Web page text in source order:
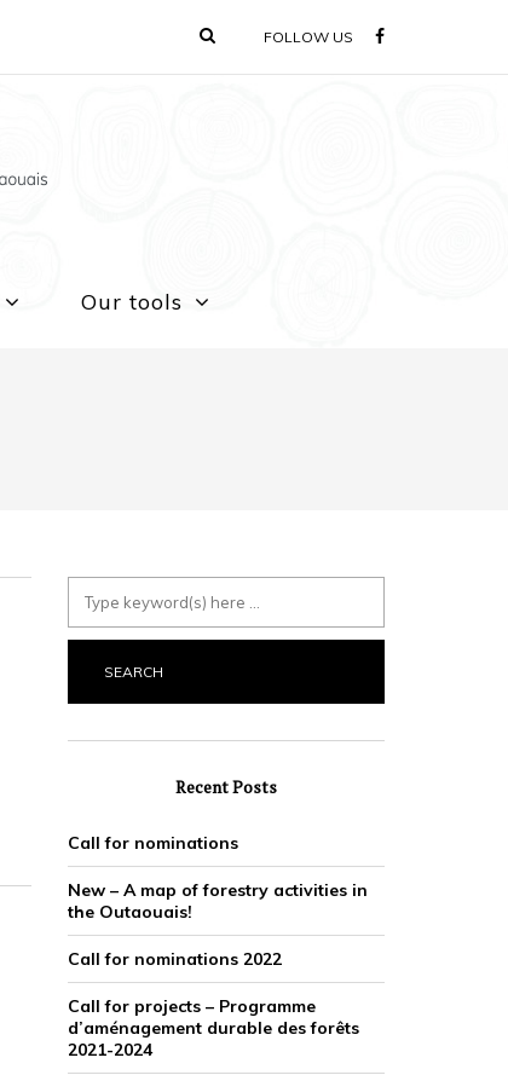
FOLLOW US
Our tools
Recent Posts
Call for nominations
New – A map of forestry activities in
the Outaouais!
Call for nominations 2022
Call for projects – Programme
d’aménagement durable des forêts
2021-2024